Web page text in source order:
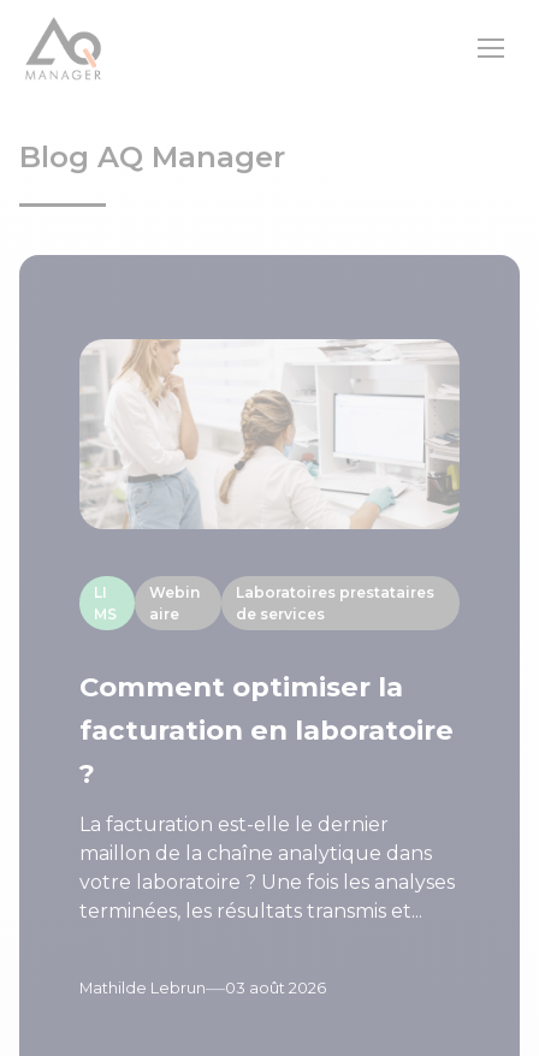
Blog AQ Manager
LI
MS
Webin
aire
Laboratoires prestataires
de services
Comment optimiser la
facturation en laboratoire
?
La facturation est-elle le dernier
maillon de la chaîne analytique dans
votre laboratoire ? Une fois les analyses
terminées, les résultats transmis et...
Mathilde Lebrun—03 août 2026